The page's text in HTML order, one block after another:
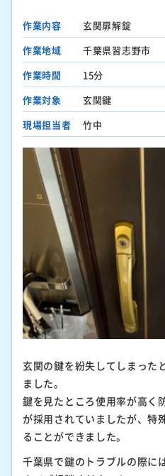
作業内容
玄関扉解錠
作業地域
千葉県習志野市
作業時間
15分
作業対象
玄関鍵
現場担当者
竹中
玄関の鍵を紛失してしまった
ました。
鍵を見たところ使用率が高く
が採用されていましたが、特
ることができました。
千葉県で鍵のトラブルの際に